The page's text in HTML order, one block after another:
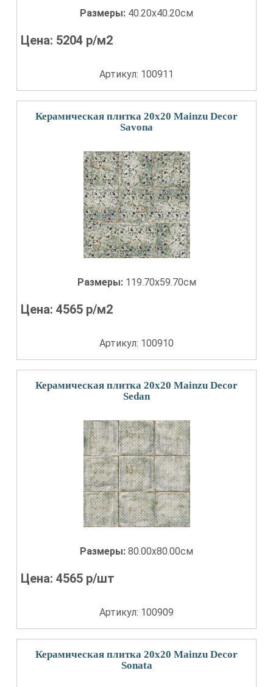
Размеры: 40.20x40.20см
Цена: 5204 р/м2
Артикул: 100911
Керамическая плитка 20x20 Mainzu Decor
Savona
Размеры: 119.70x59.70см
Цена:4565 р/м2
Артикул: 100910
Керамическая плитка 20x20 Mainzu Decor
Sedan
Размеры: 80.00x80.00см
Цена:4565 р/шт
Артикул: 100909
Керамическая плитка 20x20 Mainzu Decor
Sonata